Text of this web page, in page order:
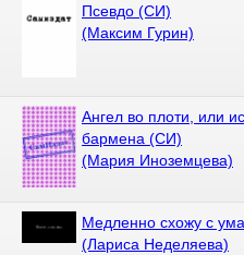
Псевдо (СИ)
(Максим Гурин)
Ангел во плоти, или
бармена (СИ)
(Мария Иноземцева)
Медленно схожу с
(Лариса Неделяева)